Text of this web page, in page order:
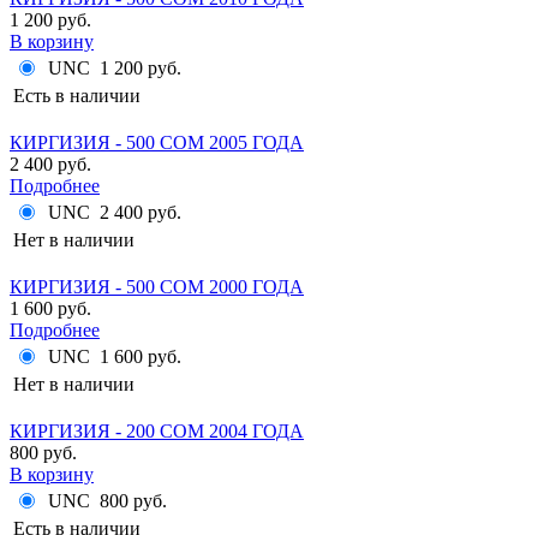
1 200 руб.
В корзину
UNC 1 200 руб.
Есть в наличии
КИРГИЗИЯ - 500 СОМ 2005 ГОДА
2 400 руб.
Подробнее
UNC 2 400 руб.
Нет в наличии
КИРГИЗИЯ - 500 СОМ 2000 ГОДА
1 600 руб.
Подробнее
UNC 1 600 руб.
Нет в наличии
КИРГИЗИЯ - 200 СОМ 2004 ГОДА
800 руб.
В корзину
UNC 800 руб.
Есть в наличии